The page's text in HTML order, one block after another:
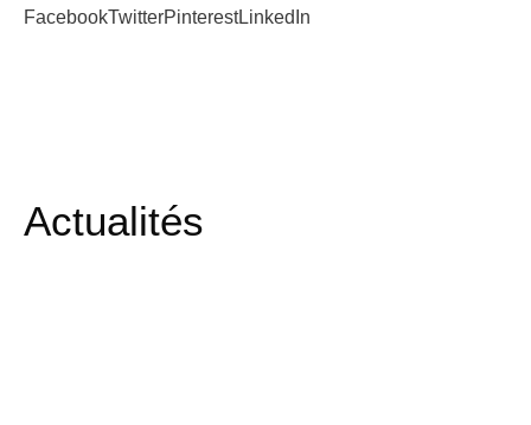
FacebookTwitterPinterestLinkedIn
Actualités